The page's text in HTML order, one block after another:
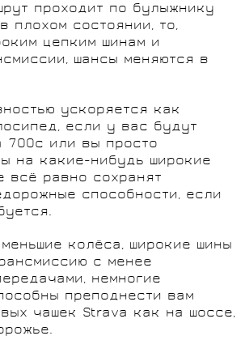
проходит по булыжнику
плохом состоянии, то,
цепким шинам и
шансы меняются в
ускоряется как
если у вас будут
700c или вы просто
на какие-нибудь широкие
всё равно сохранят
способности, если
колёса, широкие шины
с менее
немногие
преподнести вам
чашек Strava как на шоссе,